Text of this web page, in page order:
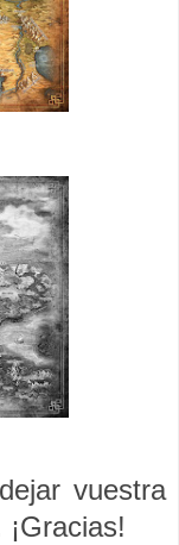
vuestra
Gracias!